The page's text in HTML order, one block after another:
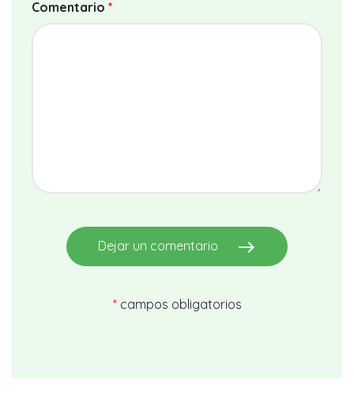
Comentario *
Dejar un comentario east
* campos obligatorios